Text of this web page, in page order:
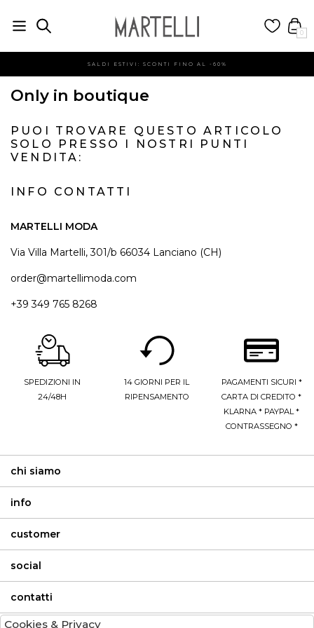
0
SALDI ESTIVI: SCONTI FINO AL -60%
Only in boutique
PUOI TROVARE QUESTO ARTICOLO
SOLO PRESSO I NOSTRI PUNTI
VENDITA:
INFO CONTATTI
MARTELLI MODA
Via Villa Martelli, 301/b 66034 Lanciano (CH)
order@martellimoda.com
+39 349 765 8268
SPEDIZIONI IN
24/48H
14 GIORNI PER IL
RIPENSAMENTO
PAGAMENTI SICURI *
CARTA DI CREDITO *
KLARNA * PAYPAL *
CONTRASSEGNO *
chi siamo
info
customer
social
contatti
Cookies & Privacy